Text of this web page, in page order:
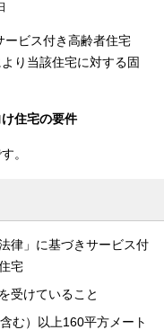
ービス付き高齢者住宅
り当該住宅に対する固
住宅の要件
。
律」に基づきサービス付
宅
受けていること
む）以上160平方メート